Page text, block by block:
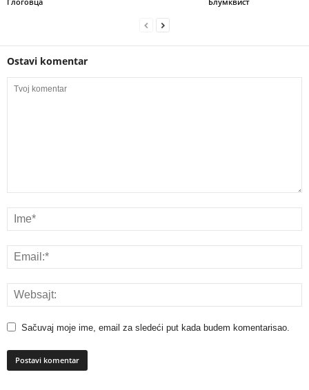
Ostavi komentar
Sačuvaj moje ime, email za sledeći put kada budem komentarisao.